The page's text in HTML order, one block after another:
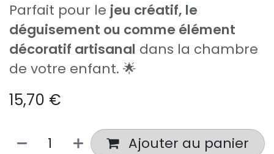
Parfait pour le jeu créatif, le
déguisement ou comme élément
décoratif artisanal dans la chambre
de votre enfant. 🌟
15,70 €
Ajouter au panier